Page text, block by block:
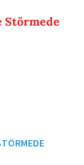
Störmede